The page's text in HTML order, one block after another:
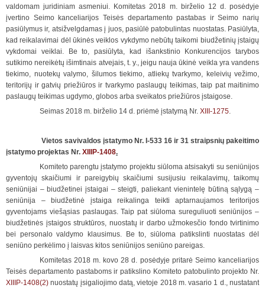
valdomam juridiniam asmeniui. Komitetas 2018 m. birželio 12 d. posėdyje
įvertino Seimo kanceliarijos Teisės departamento pastabas ir Seimo narių
pasiūlymus ir, atsižvelgdamas į juos, pasiūlė patobulintas nuostatas. Pasiūlyta,
kad reikalavimai dėl ūkinės veiklos vykdymo nebūtų taikomi biudžetinių įstaigų
vykdomai veiklai. Be to, pasiūlyta, kad išankstinio Konkurencijos tarybos
sutikimo nereikėtų išimtinais atvejais, t. y., jeigu nauja ūkinė veikla yra vandens
tiekimo, nuotekų valymo, šilumos tiekimo, atliekų tvarkymo, keleivių vežimo,
teritorijų ir gatvių priežiūros ir tvarkymo paslaugų teikimas, taip pat maitinimo
paslaugų teikimas ugdymo, globos arba sveikatos priežiūros įstaigose.
Seimas 2018 m. birželio 14 d. priėmė įstatymą Nr. XIII-1275.
Vietos savivaldos įstatymo Nr. I-533 16 ir 31 straipsnių pakeitimo
įstatymo projektas Nr. XIIIP-1408.
Komiteto parengtu įstatymo projektu siūloma atsisakyti su seniūnijos
gyventojų skaičiumi ir pareigybių skaičiumi susijusiu reikalavimų, taikomų
seniūnijai – biudžetinei įstaigai – steigti, paliekant vienintelę būtiną sąlygą –
seniūnija – biudžetinė įstaiga reikalinga teikti aptarnaujamos teritorijos
gyventojams viešąsias paslaugas. Taip pat siūloma sureguliuoti seniūnijos –
biudžetinės įstaigos struktūros, nuostatų ir darbo užmokesčio fondo tvirtinimo
bei personalo valdymo klausimus. Be to, siūloma patikslinti nuostatas dėl
seniūno perkėlimo į laisvas kitos seniūnijos seniūno pareigas.
Komitetas 2018 m. kovo 28 d. posėdyje pritarė Seimo kanceliarijos
Teisės departamento pastaboms ir patikslino Komiteto patobulinto projekto Nr.
XIIIP-1408(2) nuostatų įsigaliojimo datą, vietoje 2018 m. vasario 1 d., nustatant